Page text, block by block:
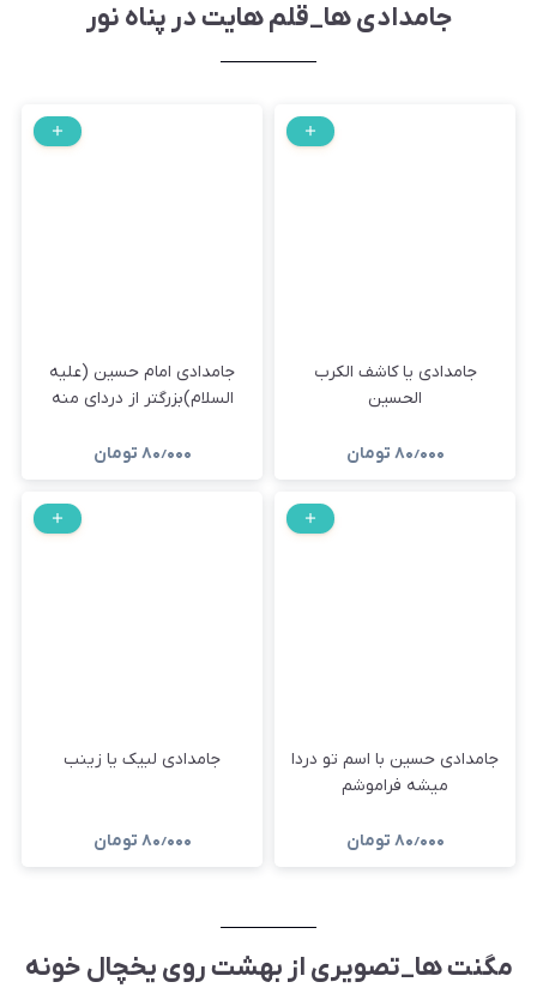
جامدادی ها_قلم هایت در پناه نور
جامدادی یا کاشف الکرب
الحسین
۸۰٫۰۰۰ تومان
جامدادی امام حسین (علیه
السلام)بزرگتر از دردای منه
۸۰٫۰۰۰ تومان
جامدادی حسین با اسم تو دردا
میشه فراموشم
۸۰٫۰۰۰ تومان
جامدادی لبیک یا زینب
۸۰٫۰۰۰ تومان
مگنت ها_تصویری از بهشت روی یخچال خونه